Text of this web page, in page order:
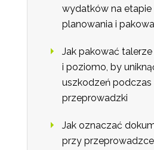
wydatków na etapie
planowania i
Jak pakować
i poziomo, by
uszkodzeń podczas
przeprowadzki
Jak oznaczać
przy